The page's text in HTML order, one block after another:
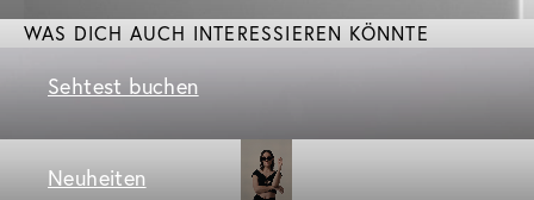
WAS DICH AUCH INTERESSIEREN KÖNNTE
Sehtest buchen
Neuheiten